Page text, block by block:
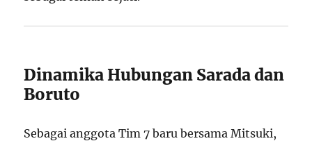
Dinamika Hubungan Sarada dan
Boruto
Sebagai anggota Tim 7 baru bersama Mitsuki,